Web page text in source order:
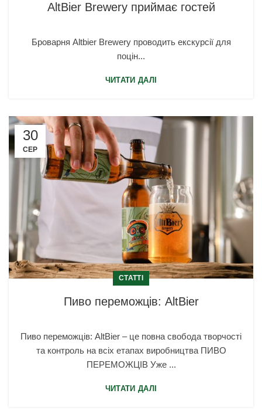
AltBier Brewery приймає гостей
Броварня Altbier Brewery проводить екскурсії для
поцін...
ЧИТАТИ ДАЛІ
30
СЕР
СТАТТІ
Пиво переможців: AltBier
Пиво переможців: AltBier – це повна свобода творчості
та контроль на всіх етапах виробництва ПИВО
ПЕРЕМОЖЦІВ Уже ...
ЧИТАТИ ДАЛІ